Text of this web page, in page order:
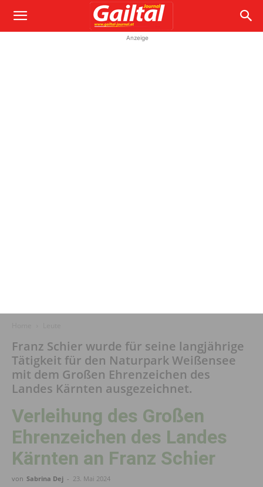
Anzeige
Franz Schier wurde für seine langjährige
Tätigkeit für den Naturpark Weißensee
mit dem Großen Ehrenzeichen des
Landes Kärnten ausgezeichnet.
Verleihung des Großen
Ehrenzeichen des Landes
Kärnten an Franz Schier
von Sabrina Dej - 23. Mai 2024